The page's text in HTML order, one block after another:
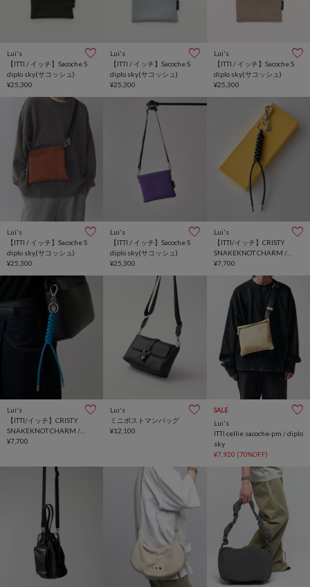
Lui's
【ITTI / イッチ】Sacoche S
diplo sky(サコッシュ)
¥25,300
Lui's
【ITTI / イッチ】Sacoche S
diplo sky(サコッシュ)
¥25,300
Lui's
【ITTI / イッチ】Sacoche S
diplo sky(サコッシュ)
¥25,300
Lui's
【ITTI / イッチ】Sacoche S
diplo sky(サコッシュ)
¥25,300
Lui's
【ITTI / イッチ】Sacoche S
diplo sky(サコッシュ)
¥25,300
Lui's
【ITTI/イッチ】CRISTY
SNAKEKNOT CHARM /
STCOW
¥7,700
Lui's
【ITTI/イッチ】CRISTY
SNAKEKNOT CHARM /
STCOW
¥7,700
Lui's
ミニポストマンバッグ
¥12,100
SALE
Lui's
ITTI cellie sacoche-pm / diplo
sky
¥7,920 (70%OFF)